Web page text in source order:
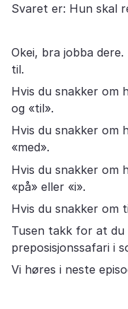
Svaret er: Hun skal
Okei, bra jobba
til.
Hvis du snakker om
og «til».
Hvis du snakker om
«med».
Hvis du snakker om
«på» eller «i».
Hvis du snakker om
Tusen takk for at
preposisjonssafari i
Vi høres i neste